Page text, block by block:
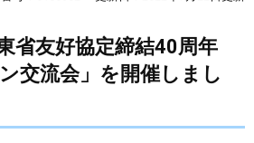
省友好協定締結40周年
交流会」を開催しまし